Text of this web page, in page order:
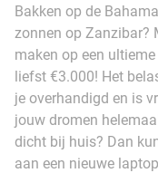
Bakken op de
zonnen op Zanzibar?
maken op een
liefst €3.000! Het
je overhandigd en is
jouw dromen
dicht bij huis? Dan
aan een nieuwe